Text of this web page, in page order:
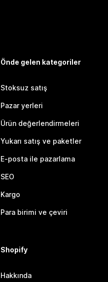
Önde gelen kategoriler
Stoksuz satış
Pazar yerleri
Ürün değerlendirmeleri
Yukarı satış ve paketler
E-posta ile pazarlama
SEO
Kargo
Para birimi ve çeviri
Shopify
Hakkında